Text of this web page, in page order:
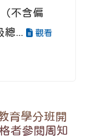
不含偏
...
觀看
育學分班開
者參閱周知